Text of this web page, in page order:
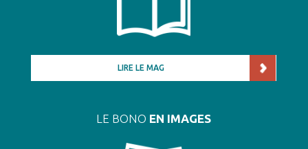
LIRE LE MAG
LE BONO EN IMAGES